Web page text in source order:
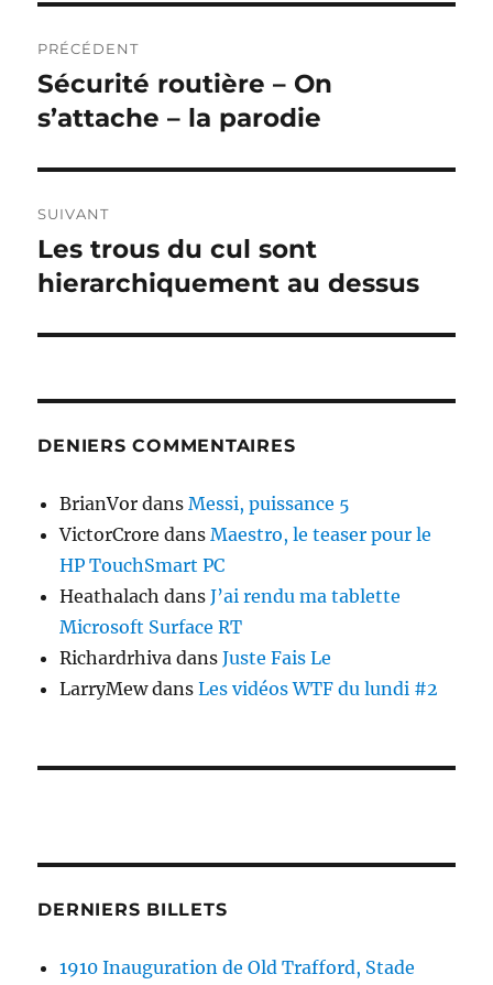
de
l’article
PRÉCÉDENT
Publication
précédente :
Sécurité routière – On
s’attache – la parodie
SUIVANT
Publication
suivante :
Les trous du cul sont
hierarchiquement au dessus
DENIERS COMMENTAIRES
BrianVor dansMessi, puissance 5
VictorCrore dansMaestro, le teaser pour le
HP TouchSmart PC
Heathalach dansJ’ai rendu ma tablette
Microsoft Surface RT
Richardrhiva dansJuste Fais Le
LarryMewdansLes vidéos WTF du lundi #2
DERNIERS BILLETS
1910 Inauguration de Old Trafford, Stade